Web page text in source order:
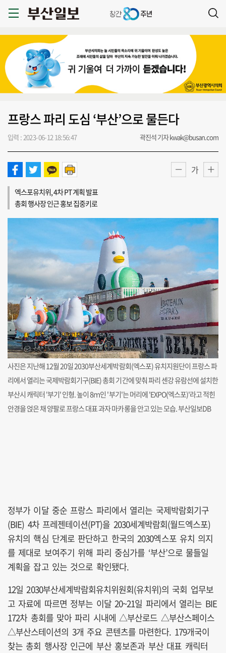
프랑스 파리 도심 ‘부산’으로 물든다
입력 : 2023-06-12 18:56:47 곽진석 기자 kwak@busan.com
가
엑스포유치위, 4차 PT 계획 발표
총회 행사장 인근 홍보 집중키로
사진은 지난해 12월 20일 2030부산세계박람회(엑스포) 유치지원단이 프랑스 파
리에서 열리는 국제박람회기구(BIE) 총회 기간에 맞춰 파리 센강 유람선에 설치한
부산시 캐릭터 '부기' 인형. 높이 8ｍ인 '부기'는 머리에 'EXPO(엑스포)'라고 적힌
안경을 얹은 채 양팔로 프랑스 대표 과자 마카롱을 안고 있는 모습. 부산일보DB
정부가 이달 중순 프랑스 파리에서 열리는 국제박람회기구
(BIE) 4차 프레젠테이션(PT)을 2030세계박람회(월드엑스포)
유치의 핵심 단계로 판단하고 한국의 2030엑스포 유치 의지
를 제대로 보여주기 위해 파리 중심가를 ‘부산’으로 물들일
계획을 잡고 있는 것으로 확인됐다.
12일 2030부산세계박람회유치위원회(유치위)의 국회 업무보
고 자료에 따르면 정부는 이달 20~21일 파리에서 열리는 BIE
172차 총회를 맞아 파리 시내에 △부산로드 △부산스페이스
△부산스테이션의 3개 주요 콘텐츠를 마련한다. 179개국이
찾는 총회 행사장 인근에 부산 홍보존과 부산 대표 캐릭터